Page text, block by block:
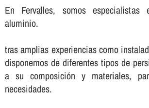
En Fervalles, somos especialistas
aluminio.
tras amplias experiencias como
disponemos de diferentes tipos de
a su composición y materiales,
necesidades.